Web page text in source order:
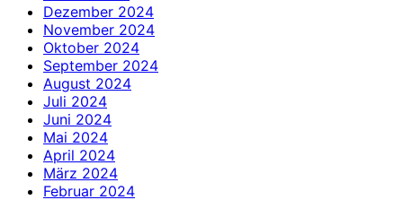
Dezember 2024
November 2024
Oktober 2024
September 2024
August 2024
Juli 2024
Juni 2024
Mai 2024
April 2024
März 2024
Februar 2024